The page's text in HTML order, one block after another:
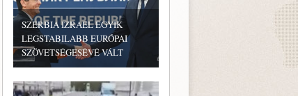
SZERBIA IZRAEL EGYIK
LEGSTABILABB EURÓPAI
SZÖVETSÉGESÉVÉ VÁLT